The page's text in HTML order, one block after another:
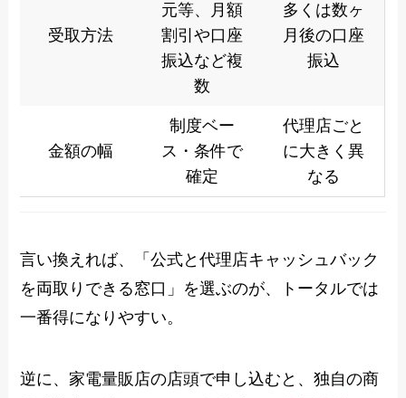
受取方法
元等、月額
割引や口座
振込など複
数
多くは数ヶ
月後の口座
振込
金額の幅
制度ベー
ス・条件で
確定
代理店ごと
に大きく異
なる
言い換えれば、「公式と代理店キャッシュバック
を両取りできる窓口」を選ぶのが、トータルでは
一番得になりやすい。
逆に、家電量販店の店頭で申し込むと、独自の商